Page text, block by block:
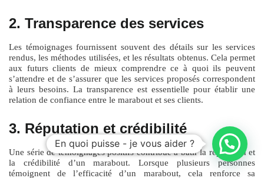
2. Transparence des services
Les témoignages fournissent souvent des détails sur les services
rendus, les méthodes utilisées, et les résultats obtenus. Cela permet
aux futurs clients de mieux comprendre ce à quoi ils peuvent
s’attendre et de s’assurer que les services proposés correspondent
à leurs besoins. La transparence est essentielle pour établir une
relation de confiance entre le marabout et ses clients.
3. Réputation et crédibilité
Une série de témoignages positifs contribue à bâtir la réputation et
la crédibilité d’un marabout. Lorsque plusieurs personnes
témoignent de l’efficacité d’un marabout, cela renforce sa
En quoi puisse - je vous aider ?